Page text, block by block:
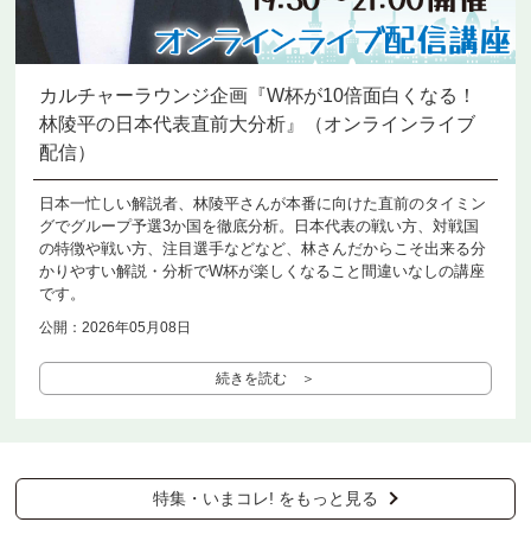
カルチャーラウンジ企画『W杯が10倍面白くなる！
林陵平の日本代表直前大分析』（オンラインライブ
配信）
日本一忙しい解説者、林陵平さんが本番に向けた直前のタイミン
グでグループ予選3か国を徹底分析。日本代表の戦い方、対戦国
の特徴や戦い方、注目選手などなど、林さんだからこそ出来る分
かりやすい解説・分析でW杯が楽しくなること間違いなしの講座
です。
公開：2026年05月08日
続きを読む ＞
特集・いまコレ! をもっと見る